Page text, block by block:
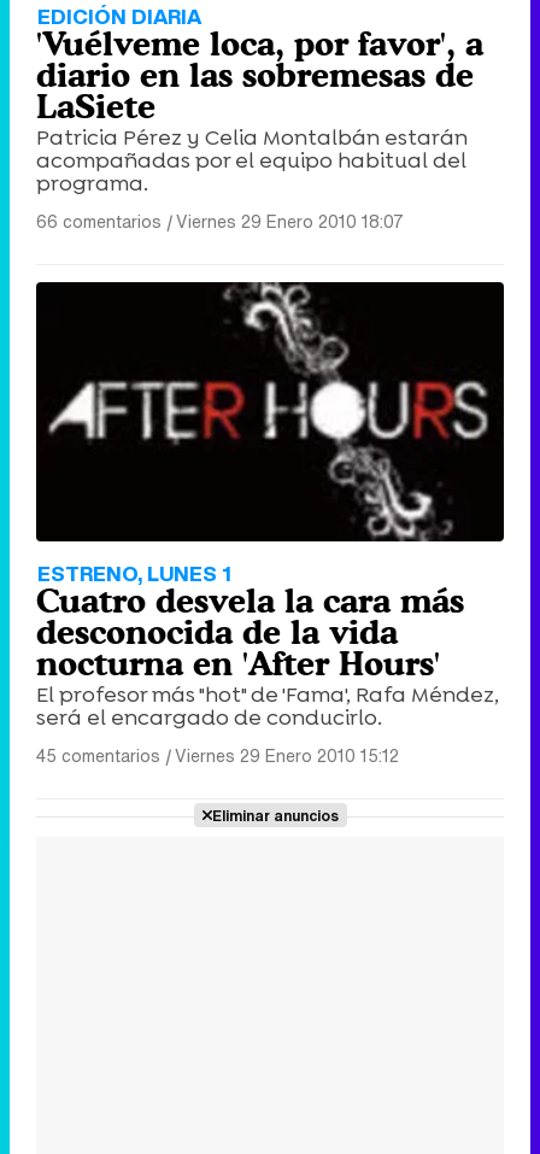
EDICIÓN DIARIA
'Vuélveme loca, por favor', a
diario en las sobremesas de
LaSiete
Patricia Pérez y Celia Montalbán estarán
acompañadas por el equipo habitual del
programa.
66 comentarios |Viernes 29 Enero 2010 18:07
ESTRENO, LUNES 1
Cuatro desvela la cara más
desconocida de la vida
nocturna en 'After Hours'
El profesor más "hot" de 'Fama', Rafa Méndez,
será el encargado de conducirlo.
45 comentarios |Viernes 29 Enero 2010 15:12
Eliminar anuncios